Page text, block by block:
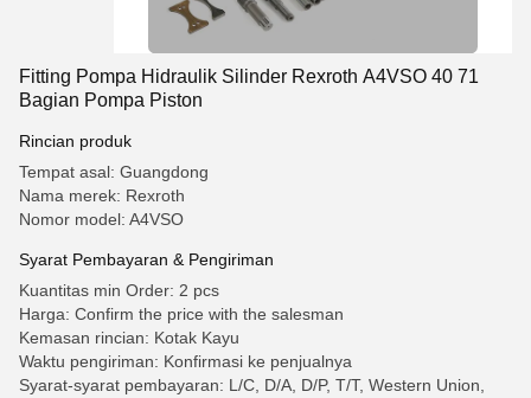
Fitting Pompa Hidraulik Silinder Rexroth A4VSO 40 71
Bagian Pompa Piston
Rincian produk
Tempat asal: Guangdong
Nama merek: Rexroth
Nomor model: A4VSO
Syarat Pembayaran & Pengiriman
Kuantitas min Order: 2 pcs
Harga: Confirm the price with the salesman
Kemasan rincian: Kotak Kayu
Waktu pengiriman: Konfirmasi ke penjualnya
Syarat-syarat pembayaran: L/C, D/A, D/P, T/T, Western Union,